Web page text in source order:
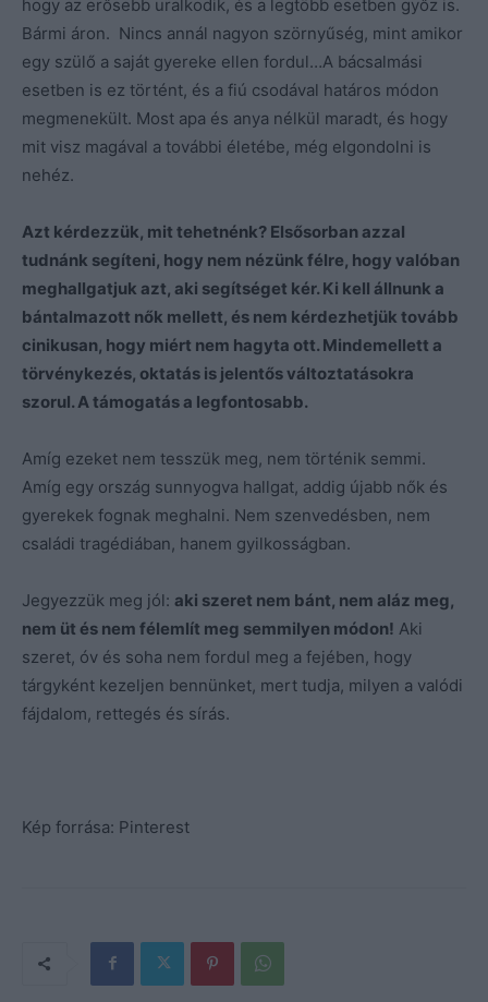
hogy az erősebb uralkodik, és a legtöbb esetben győz is.
Bármi áron. Nincs annál nagyon szörnyűség, mint amikor
egy szülő a saját gyereke ellen fordul…A bácsalmási
esetben is ez történt, és a fiú csodával határos módon
megmenekült. Most apa és anya nélkül maradt, és hogy
mit visz magával a további életébe, még elgondolni is
nehéz.
Azt kérdezzük, mit tehetnénk? Elsősorban azzal
tudnánk segíteni, hogy nem nézünk félre, hogy valóban
meghallgatjuk azt, aki segítséget kér. Ki kell állnunk a
bántalmazott nők mellett, és nem kérdezhetjük tovább
cinikusan, hogy miért nem hagyta ott. Mindemellett a
törvénykezés, oktatás is jelentős változtatásokra
szorul. A támogatás a legfontosabb.
Amíg ezeket nem tesszük meg, nem történik semmi.
Amíg egy ország sunnyogva hallgat, addig újabb nők és
gyerekek fognak meghalni. Nem szenvedésben, nem
családi tragédiában, hanem gyilkosságban.
Jegyezzük meg jól: aki szeret nem bánt, nem aláz meg,
nem üt és nem félemlít meg semmilyen módon! Aki
szeret, óv és soha nem fordul meg a fejében, hogy
tárgyként kezeljen bennünket, mert tudja, milyen a valódi
fájdalom, rettegés és sírás.
Kép forrása: Pinterest